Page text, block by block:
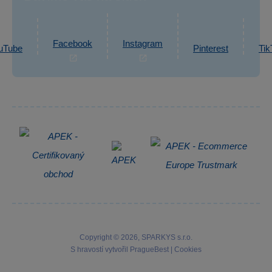
Reklamace
Informace o zpracování osobních údajů
eshop@sparkys.cz
Napsat zprávu
Facebook Instagram Pinterest
Copyright © 2026, SPARKYS s.r.o.
S hravostí vytvořil
PragueBest Cookies